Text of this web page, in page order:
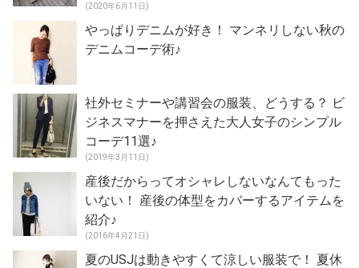
(2020年6月11日)
やっぱりデニムが好き！ マンネリしない秋の
デニムコーデ術♪
社外セミナーや講習会の服装、どうする？ ビ
ジネスマナーを押さえた大人女子のシンプル
コーデ11選♪
(2019年3月11日)
産後だからってオシャレしないなんてもった
いない！ 産後の体型をカバーするアイテムを
紹介♪
(2016年4月21日)
夏のUSJは動きやすくて涼しい服装で！ 夏休